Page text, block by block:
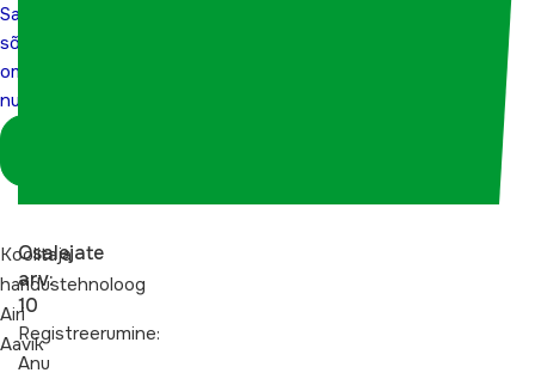
Saa
sõbraks
oma
nutiseadmega
Koolitaja
haridustehnoloog
Airi
Aavik
Osalejate
arv:
10
Registreerumine:
Anu